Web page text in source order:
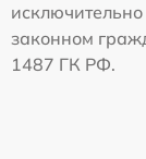
законном
1487 ГК РФ.